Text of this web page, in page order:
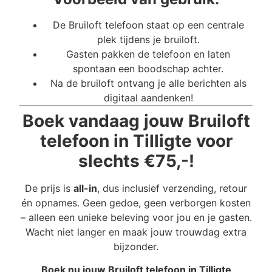
De Bruiloft telefoon staat op een centrale
plek tijdens je bruiloft.
Gasten pakken de telefoon en laten
spontaan een boodschap achter.
Na de bruiloft ontvang je alle berichten als
digitaal aandenken!
Boek vandaag jouw Bruiloft
telefoon in Tilligte voor
slechts €75,-!
De prijs is all-in, dus inclusief verzending, retour
én opnames. Geen gedoe, geen verborgen kosten
– alleen een unieke beleving voor jou en je gasten.
Wacht niet langer en maak jouw trouwdag extra
bijzonder.